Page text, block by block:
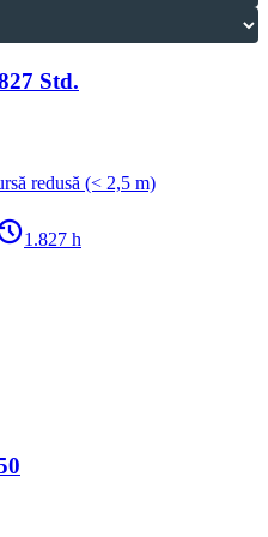
Std.
redusă (< 2,5 m)
1.827 h